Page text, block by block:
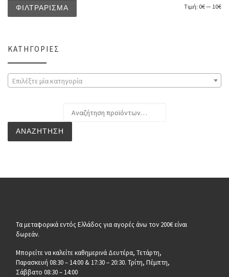
ΦΙΛΤΡΆΡΙΣΜΑ Τιμή: 0€— 10€
ΚΑΤΗΓΟΡΊΕΣ
Επιλέξτε μία κατηγορία
ΑΝΑΖΉΤΗΣΗ
Τα μεταφορικά εντός Ελλάδος για αγορές άνω τον 200€ είναι
δωρεάν.
Μπορείτε να καλείτε καθημερινά Δευτέρα, Τετάρτη,
Παρασκευή 08:30 – 14:00 & 17:30 – 20:30. Τρίτη, Πέμπτη,
Σάββατο 08:30 – 14:00